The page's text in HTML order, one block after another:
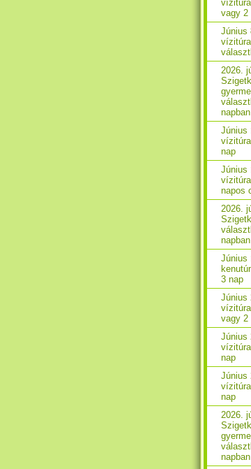
vagy 2
Június
2026.
napban
Június
nap
Június
napos
2026.
napban
Június
3 nap
Június
vagy 2
Június
nap
Június
nap
2026.
napban